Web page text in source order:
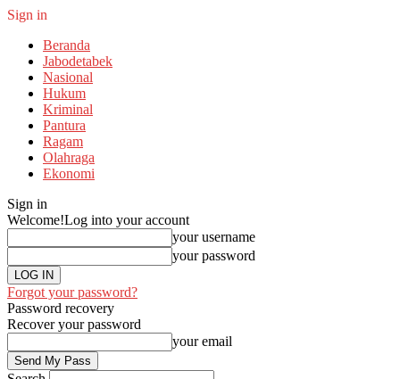
Sign in
Beranda
Jabodetabek
Nasional
Hukum
Kriminal
Pantura
Ragam
Olahraga
Ekonomi
Sign in
Welcome!Log into your account
your username
your password
Forgot your password?
Password recovery
Recover your password
your email